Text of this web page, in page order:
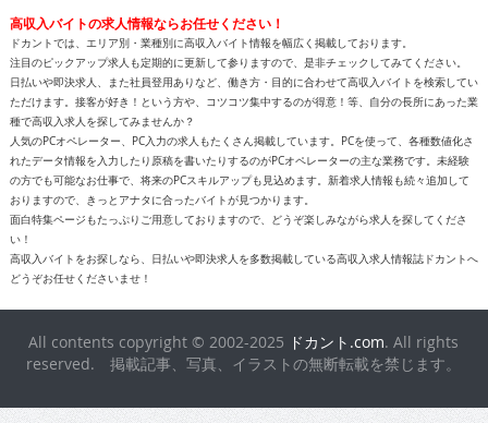
高収入バイトの求人情報ならお任せください！
ドカントでは、エリア別・業種別に高収入バイト情報を幅広く掲載しております。
注目のピックアップ求人も定期的に更新して参りますので、是非チェックしてみてください。
日払いや即決求人、また社員登用ありなど、働き方・目的に合わせて高収入バイトを検索してい
ただけます。接客が好き！という方や、コツコツ集中するのが得意！等、自分の長所にあった業
種で高収入求人を探してみませんか？
人気のPCオペレーター、PC入力の求人もたくさん掲載しています。PCを使って、各種数値化さ
れたデータ情報を入力したり原稿を書いたりするのがPCオペレーターの主な業務です。未経験
の方でも可能なお仕事で、将来のPCスキルアップも見込めます。新着求人情報も続々追加して
おりますので、きっとアナタに合ったバイトが見つかります。
面白特集ページもたっぷりご用意しておりますので、どうぞ楽しみながら求人を探してくださ
い！
高収入バイトをお探しなら、日払いや即決求人を多数掲載している高収入求人情報誌ドカントへ
どうぞお任せくださいませ！
All contents copyright © 2002-2025 ドカント.com. All rights
reserved. 掲載記事、写真、イラストの無断転載を禁じます。